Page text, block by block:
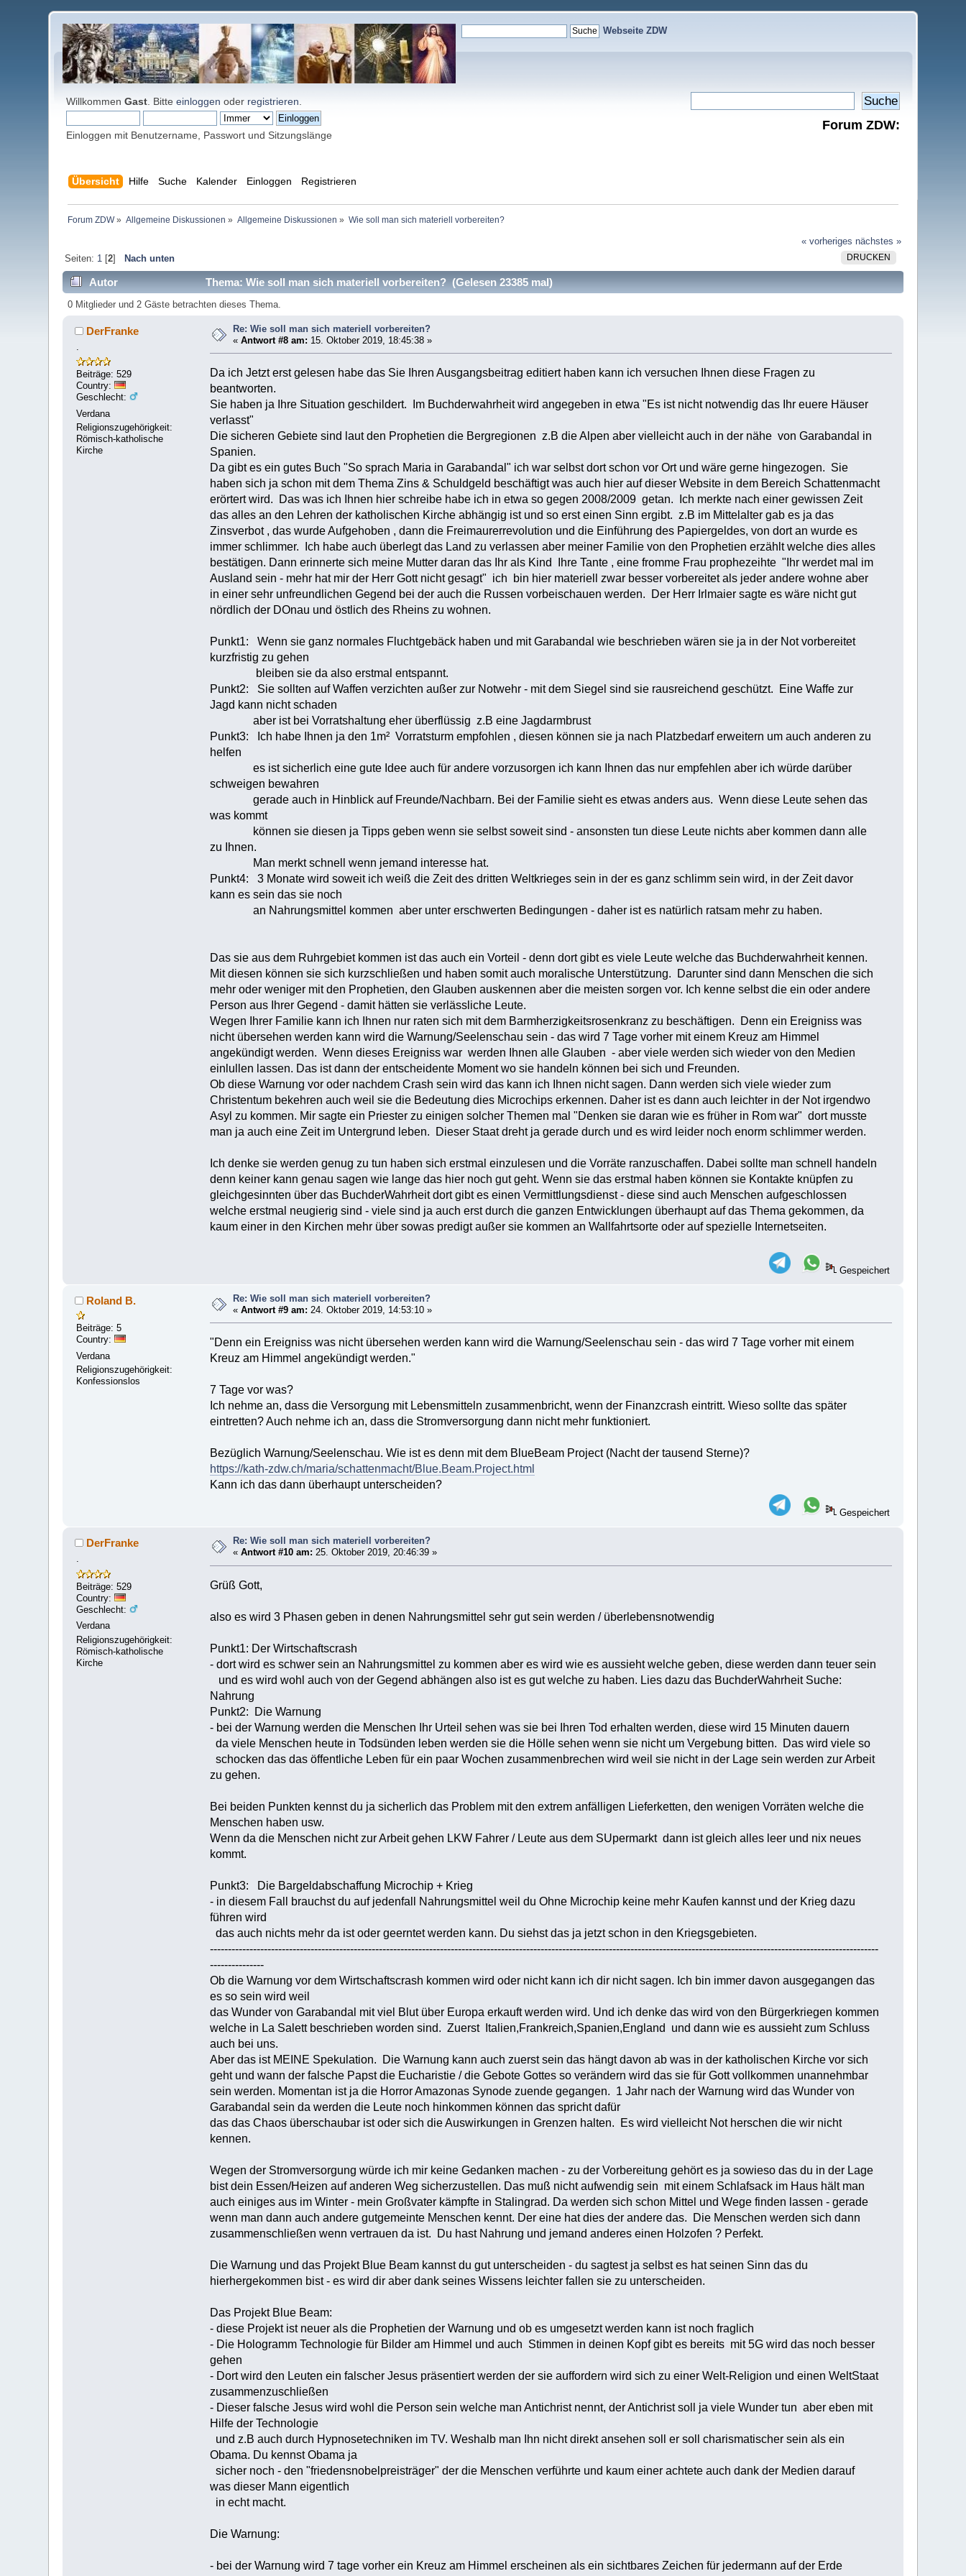
Webseite ZDW
WillkommenGast . Bitteeinloggen oder registrieren
Einloggen mit Benutzername, Passwort und Sitzungslänge
Forum ZDW:
Übersicht Hilfe Suche Kalender Einloggen Registrieren
Forum ZDW» Allgemeine Diskussionen » Allgemeine Diskussionen » Wie soll man sich materiell vorbereiten?
« vorheriges nächstes »
DRUCKEN
Seiten: 1[2] Nach unten
Autor Thema: Wie soll man sich materiell vorbereiten? (Gelesen 23385 mal)
0 Mitglieder und 2 Gäste betrachten dieses Thema.
DerFranke
Beiträge: 529
Country:
Geschlecht:
Verdana
Religionszugehörigkeit:
Römisch-katholische
Kirche
Re: Wie soll man sich materiell vorbereiten?
«Antwort #8 am: 15. Oktober 2019, 18:45:38 »
Da ich Jetzt erst gelesen habe das Sie Ihren Ausgangsbeitrag editiert haben kann ich versuchen Ihnen diese Fragen zu
beantworten.
Sie haben ja Ihre Situation geschildert. Im Buchderwahrheit wird angegeben in etwa "Es ist nicht notwendig das Ihr euere Häuser
verlasst"
Die sicheren Gebiete sind laut den Prophetien die Bergregionen z.B die Alpen aber vielleicht auch in der nähe von Garabandal in
Spanien.
Da gibt es ein gutes Buch "So sprach Maria in Garabandal" ich war selbst dort schon vor Ort und wäre gerne hingezogen. Sie
haben sich ja schon mit dem Thema Zins & Schuldgeld beschäftigt was auch hier auf dieser Website in dem Bereich Schattenmacht
erörtert wird. Das was ich Ihnen hier schreibe habe ich in etwa so gegen 2008/2009 getan. Ich merkte nach einer gewissen Zeit
das alles an den Lehren der katholischen Kirche abhängig ist und so erst einen Sinn ergibt. z.B im Mittelalter gab es ja das
Zinsverbot , das wurde Aufgehoben , dann die Freimaurerrevolution und die Einführung des Papiergeldes, von dort an wurde es
immer schlimmer. Ich habe auch überlegt das Land zu verlassen aber meiner Familie von den Prophetien erzählt welche dies alles
bestätigen. Dann erinnerte sich meine Mutter daran das Ihr als Kind Ihre Tante , eine fromme Frau prophezeihte "Ihr werdet mal im
Ausland sein - mehr hat mir der Herr Gott nicht gesagt" ich bin hier materiell zwar besser vorbereitet als jeder andere wohne aber
in einer sehr unfreundlichen Gegend bei der auch die Russen vorbeischauen werden. Der Herr Irlmaier sagte es wäre nicht gut
nördlich der DOnau und östlich des Rheins zu wohnen.
Punkt1: Wenn sie ganz normales Fluchtgebäck haben und mit Garabandal wie beschrieben wären sie ja in der Not vorbereitet
kurzfristig zu gehen
bleiben sie da also erstmal entspannt.
Punkt2: Sie sollten auf Waffen verzichten außer zur Notwehr - mit dem Siegel sind sie rausreichend geschützt. Eine Waffe zur
Jagd kann nicht schaden
aber ist bei Vorratshaltung eher überflüssig z.B eine Jagdarmbrust
Punkt3: Ich habe Ihnen ja den 1m² Vorratsturm empfohlen , diesen können sie ja nach Platzbedarf erweitern um auch anderen zu
helfen
es ist sicherlich eine gute Idee auch für andere vorzusorgen ich kann Ihnen das nur empfehlen aber ich würde darüber
schweigen bewahren
gerade auch in Hinblick auf Freunde/Nachbarn. Bei der Familie sieht es etwas anders aus. Wenn diese Leute sehen das
was kommt
können sie diesen ja Tipps geben wenn sie selbst soweit sind - ansonsten tun diese Leute nichts aber kommen dann alle
zu Ihnen.
Man merkt schnell wenn jemand interesse hat.
Punkt4: 3 Monate wird soweit ich weiß die Zeit des dritten Weltkrieges sein in der es ganz schlimm sein wird, in der Zeit davor
kann es sein das sie noch
an Nahrungsmittel kommen aber unter erschwerten Bedingungen - daher ist es natürlich ratsam mehr zu haben.
Das sie aus dem Ruhrgebiet kommen ist das auch ein Vorteil - denn dort gibt es viele Leute welche das Buchderwahrheit kennen.
Mit diesen können sie sich kurzschließen und haben somit auch moralische Unterstützung. Darunter sind dann Menschen die sich
mehr oder weniger mit den Prophetien, den Glauben auskennen aber die meisten sorgen vor. Ich kenne selbst die ein oder andere
Person aus Ihrer Gegend - damit hätten sie verlässliche Leute.
Wegen Ihrer Familie kann ich Ihnen nur raten sich mit dem Barmherzigkeitsrosenkranz zu beschäftigen. Denn ein Ereigniss was
nicht übersehen werden kann wird die Warnung/Seelenschau sein - das wird 7 Tage vorher mit einem Kreuz am Himmel
angekündigt werden. Wenn dieses Ereigniss war werden Ihnen alle Glauben - aber viele werden sich wieder von den Medien
einlullen lassen. Das ist dann der entscheidente Moment wo sie handeln können bei sich und Freunden.
Ob diese Warnung vor oder nachdem Crash sein wird das kann ich Ihnen nicht sagen. Dann werden sich viele wieder zum
Christentum bekehren auch weil sie die Bedeutung dies Microchips erkennen. Daher ist es dann auch leichter in der Not irgendwo
Asyl zu kommen. Mir sagte ein Priester zu einigen solcher Themen mal "Denken sie daran wie es früher in Rom war" dort musste
man ja auch eine Zeit im Untergrund leben. Dieser Staat dreht ja gerade durch und es wird leider noch enorm schlimmer werden.
Ich denke sie werden genug zu tun haben sich erstmal einzulesen und die Vorräte ranzuschaffen. Dabei sollte man schnell handeln
denn keiner kann genau sagen wie lange das hier noch gut geht. Wenn sie das erstmal haben können sie Kontakte knüpfen zu
gleichgesinnten über das BuchderWahrheit dort gibt es einen Vermittlungsdienst - diese sind auch Menschen aufgeschlossen
welche erstmal neugierig sind - viele sind ja auch erst durch die ganzen Entwicklungen überhaupt auf das Thema gekommen, da
kaum einer in den Kirchen mehr über sowas predigt außer sie kommen an Wallfahrtsorte oder auf spezielle Internetseiten.
Gespeichert
Roland B.
Beiträge: 5
Country:
Verdana
Religionszugehörigkeit:
Konfessionslos
Re: Wie soll man sich materiell vorbereiten?
«Antwort #9 am: 24. Oktober 2019, 14:53:10 »
"Denn ein Ereigniss was nicht übersehen werden kann wird die Warnung/Seelenschau sein - das wird 7 Tage vorher mit einem
Kreuz am Himmel angekündigt werden."
7 Tage vor was?
Ich nehme an, dass die Versorgung mit Lebensmitteln zusammenbricht, wenn der Finanzcrash eintritt. Wieso sollte das später
eintretten? Auch nehme ich an, dass die Stromversorgung dann nicht mehr funktioniert.
Bezüglich Warnung/Seelenschau. Wie ist es denn mit dem BlueBeam Project (Nacht der tausend Sterne)?
https://kath-zdw.ch/maria/schattenmacht/Blue.Beam.Project.html
Kann ich das dann überhaupt unterscheiden?
Gespeichert
DerFranke
.
Beiträge: 529
Country:
Geschlecht:
Verdana
Religionszugehörigkeit:
Römisch-katholische
Kirche
Re: Wie soll man sich materiell vorbereiten?
«Antwort #10 am: 25. Oktober 2019, 20:46:39 »
Grüß Gott,
also es wird 3 Phasen geben in denen Nahrungsmittel sehr gut sein werden / überlebensnotwendig
Punkt1: Der Wirtschaftscrash
- dort wird es schwer sein an Nahrungsmittel zu kommen aber es wird wie es aussieht welche geben, diese werden dann teuer sein
und es wird wohl auch von der Gegend abhängen also ist es gut welche zu haben. Lies dazu das BuchderWahrheit Suche:
Nahrung
Punkt2: Die Warnung
- bei der Warnung werden die Menschen Ihr Urteil sehen was sie bei Ihren Tod erhalten werden, diese wird 15 Minuten dauern
da viele Menschen heute in Todsünden leben werden sie die Hölle sehen wenn sie nicht um Vergebung bitten. Das wird viele so
schocken das das öffentliche Leben für ein paar Wochen zusammenbrechen wird weil sie nicht in der Lage sein werden zur Arbeit
zu gehen.
Bei beiden Punkten kennst du ja sicherlich das Problem mit den extrem anfälligen Lieferketten, den wenigen Vorräten welche die
Menschen haben usw.
Wenn da die Menschen nicht zur Arbeit gehen LKW Fahrer / Leute aus dem SUpermarkt dann ist gleich alles leer und nix neues
kommt.
Punkt3: Die Bargeldabschaffung Microchip + Krieg
- in diesem Fall brauchst du auf jedenfall Nahrungsmittel weil du Ohne Microchip keine mehr Kaufen kannst und der Krieg dazu
führen wird
das auch nichts mehr da ist oder geerntet werden kann. Du siehst das ja jetzt schon in den Kriegsgebieten.
------------------------------------------------------------------------------------------------------------------------------------------------------------------------------------------
---------------
Ob die Warnung vor dem Wirtschaftscrash kommen wird oder nicht kann ich dir nicht sagen. Ich bin immer davon ausgegangen das
es so sein wird weil
das Wunder von Garabandal mit viel Blut über Europa erkauft werden wird. Und ich denke das wird von den Bürgerkriegen kommen
welche in La Salett beschrieben worden sind. Zuerst Italien,Frankreich,Spanien,England und dann wie es aussieht zum Schluss
auch bei uns.
Aber das ist MEINE Spekulation. Die Warnung kann auch zuerst sein das hängt davon ab was in der katholischen Kirche vor sich
geht und wann der falsche Papst die Eucharistie / die Gebote Gottes so verändern wird das sie für Gott vollkommen unannehmbar
sein werden. Momentan ist ja die Horror Amazonas Synode zuende gegangen. 1 Jahr nach der Warnung wird das Wunder von
Garabandal sein da werden die Leute noch hinkommen können das spricht dafür
das das Chaos überschaubar ist oder sich die Auswirkungen in Grenzen halten. Es wird vielleicht Not herschen die wir nicht
kennen.
Wegen der Stromversorgung würde ich mir keine Gedanken machen - zu der Vorbereitung gehört es ja sowieso das du in der Lage
bist dein Essen/Heizen auf anderen Weg sicherzustellen. Das muß nicht aufwendig sein mit einem Schlafsack im Haus hält man
auch einiges aus im Winter - mein Großvater kämpfte in Stalingrad. Da werden sich schon Mittel und Wege finden lassen - gerade
wenn man dann auch andere gutgemeinte Menschen kennt. Der eine hat dies der andere das. Die Menschen werden sich dann
zusammenschließen wenn vertrauen da ist. Du hast Nahrung und jemand anderes einen Holzofen ? Perfekt.
Die Warnung und das Projekt Blue Beam kannst du gut unterscheiden - du sagtest ja selbst es hat seinen Sinn das du
hierhergekommen bist - es wird dir aber dank seines Wissens leichter fallen sie zu unterscheiden.
Das Projekt Blue Beam:
- diese Projekt ist neuer als die Prophetien der Warnung und ob es umgesetzt werden kann ist noch fraglich
- Die Hologramm Technologie für Bilder am Himmel und auch Stimmen in deinen Kopf gibt es bereits mit 5G wird das noch besser
gehen
- Dort wird den Leuten ein falscher Jesus präsentiert werden der sie auffordern wird sich zu einer Welt-Religion und einen WeltStaat
zusammenzuschließen
- Dieser falsche Jesus wird wohl die Person sein welche man Antichrist nennt, der Antichrist soll ja viele Wunder tun aber eben mit
Hilfe der Technologie
und z.B auch durch Hypnosetechniken im TV. Weshalb man Ihn nicht direkt ansehen soll er soll charismatischer sein als ein
Obama. Du kennst Obama ja
sicher noch - den "friedensnobelpreisträger" der die Menschen verführte und kaum einer achtete auch dank der Medien darauf
was dieser Mann eigentlich
in echt macht.
Die Warnung:
- bei der Warnung wird 7 tage vorher ein Kreuz am Himmel erscheinen als ein sichtbares Zeichen für jedermann auf der Erde